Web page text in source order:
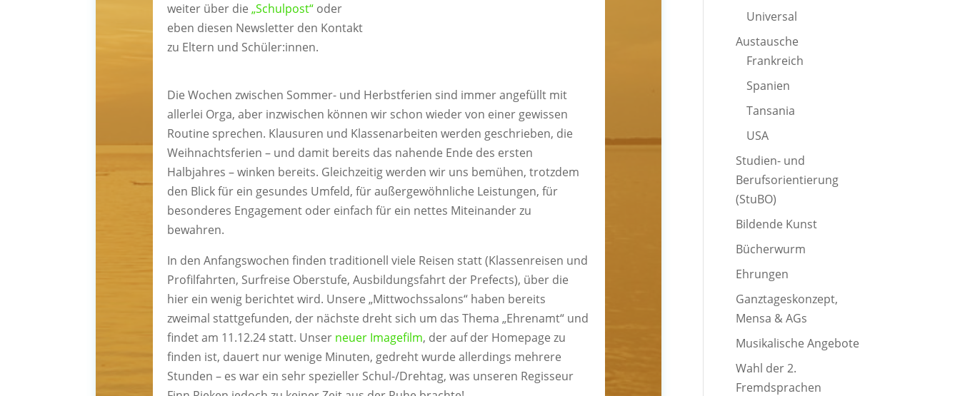
weiter über die „Schulpost“oder
eben diesen Newsletter den Kontakt
zu Eltern und Schüler:innen.
Die Wochen zwischen Sommer- und Herbstferien sind immer angefüllt mit
allerlei Orga, aber inzwischen können wir schon wieder von einer gewissen
Routine sprechen. Klausuren und Klassenarbeiten werden geschrieben, die
Weihnachtsferien – und damit bereits das nahende Ende des ersten
Halbjahres – winken bereits. Gleichzeitig werden wir uns bemühen, trotzdem
den Blick für ein gesundes Umfeld, für außergewöhnliche Leistungen, für
besonderes Engagement oder einfach für ein nettes Miteinander zu
bewahren.
In den Anfangswochen finden traditionell viele Reisen statt (Klassenreisen und
Profilfahrten, Surfreise Oberstufe, Ausbildungsfahrt der Prefects), über die
hier ein wenig berichtet wird. Unsere „Mittwochssalons“ haben bereits
zweimal stattgefunden, der nächste dreht sich um das Thema „Ehrenamt“ und
findet am 11.12.24 statt. Unser neuer Imagefilm, der auf der Homepage zu
finden ist, dauert nur wenige Minuten, gedreht wurde allerdings mehrere
Stunden – es war ein sehr spezieller Schul-/Drehtag, was unseren Regisseur
Universal
Austausche
Frankreich
Spanien
Tansania
USA
Studien- und
Berufsorientierung
(StuBO)
Bildende Kunst
Bücherwurm
Ehrungen
Ganztageskonzept,
Mensa & AGs
Musikalische Angebote
Wahl der 2.
Fremdsprachen